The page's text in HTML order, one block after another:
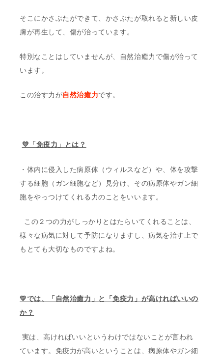
そこにかさぶたができて、かさぶたが取れると新しい皮
膚が再生して、傷が治っています。
特別なことはしていませんが、自然治癒力で傷が治って
います。
この治す力が自然治癒力です。
💛「免疫力」とは？
・体内に侵入した病原体（ウィルスなど）や、体を攻撃
する細胞（ガン細胞など）見分け、その病原体やガン細
胞をやっつけてくれる力のことをいいます。
この２つの力がしっかりとはたらいてくれることは、
様々な病気に対して予防になりますし、病気を治す上で
もとても大切なものですよね。
💛では、「自然治癒力」と「免疫力」が高ければいいの
か？
実は、高ければいいというわけではないことが言われ
ています。免疫力が高いということは、病原体やガン細